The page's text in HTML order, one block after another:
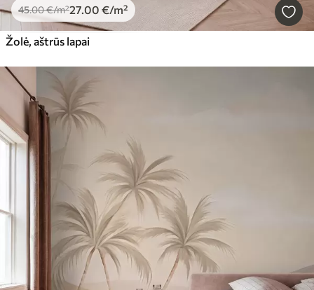
45.00€/m²27 .00 €/m²
Žolė, aštrūs lapai